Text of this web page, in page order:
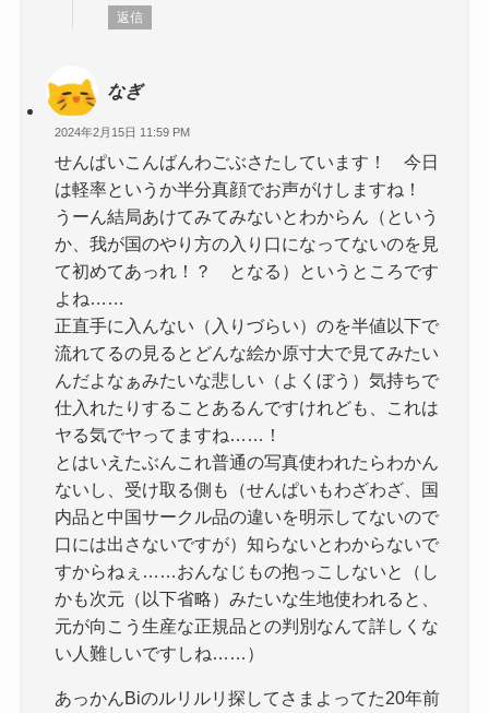
返信
なぎ
2024年2月15日 11:59 PM
せんぱいこんばんわごぶさたしています！ 今日
は軽率というか半分真顔でお声がけしますね！
うーん結局あけてみてみないとわからん（という
か、我が国のやり方の入り口になってないのを見
て初めてあっれ！？ となる）というところです
よね……
正直手に入んない（入りづらい）のを半値以下で
流れてるの見るとどんな絵か原寸大で見てみたい
んだよなぁみたいな悲しい（よくぼう）気持ちで
仕入れたりすることあるんですけれども、これは
ヤる気でヤってますね……！
とはいえたぶんこれ普通の写真使われたらわかん
ないし、受け取る側も（せんぱいもわざわざ、国
内品と中国サークル品の違いを明示してないので
口には出さないですが）知らないとわからないで
すからねぇ……おんなじもの抱っこしないと（し
かも次元（以下省略）みたいな生地使われると、
元が向こう生産な正規品との判別なんて詳しくな
い人難しいですしね……）
あっかんBiのルリルリ探してさまよってた20年前